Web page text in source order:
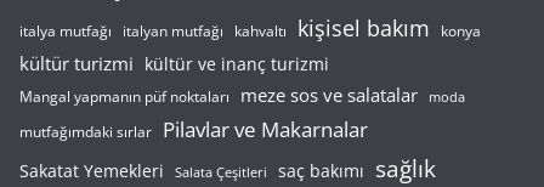
italya mutfağı italyan mutfağı kahvaltı kişisel bakım konya
kültür turizmi kültür ve inanç turizmi
Mangal yapmanın püf noktaları meze sos ve salatalar moda
mutfağımdaki sırlar Pilavlar ve Makarnalar
Sakatat Yemekleri Salata Çeşitleri saç bakımı sağlık